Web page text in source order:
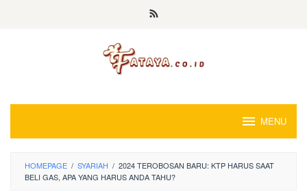
MENU
HOMEPAGE / SYARIAH / 2024 TEROBOSAN BARU: KTP HARUS SAAT
BELI GAS, APA YANG HARUS ANDA TAHU?